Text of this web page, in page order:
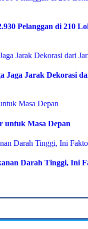
Pelanggan di 210
Jaga Jarak Dekorasi
untuk Masa Depan
Darah Tinggi, Ini